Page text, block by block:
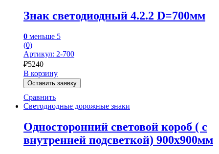
Знак светодиодный 4.2.2 D=700мм
0 меньше 5
(0)
Артикул: 2-700
₽5240
В корзину
Оставить заявку
Сравнить
Светодиодные дорожные знаки
Односторонний световой короб ( с
внутренней подсветкой) 900х900мм